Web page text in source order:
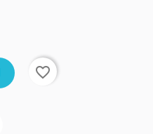
favorite_border